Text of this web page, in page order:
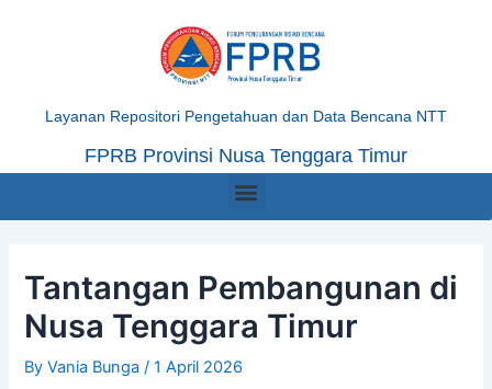
Layanan Repositori Pengetahuan dan Data Bencana NTT
FPRB Provinsi Nusa Tenggara Timur
Menu
Tantangan Pembangunan di
Nusa Tenggara Timur
ByVania Bunga/1 April 2026